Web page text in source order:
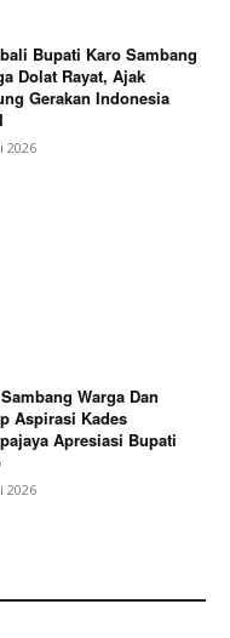
Bupati Karo Sambang
Dolat Rayat, Ajak
Gerakan Indonesia
2026
Warga Dan
Aspirasi Kades
Apresiasi Bupati
2026